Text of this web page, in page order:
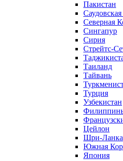
Пакистан
Северная
Сингапур
Сирия
Стрейтс-
Таиланд
Тайвань
Турция
Узбекистан
Цейлон
Шри-Ланка
Южная
Япония